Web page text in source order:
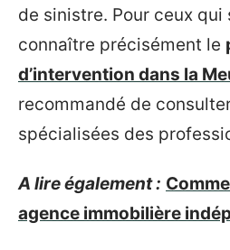
de sinistre. Pour ceux qui
connaître précisément le
d’intervention dans la
recommandé de
spécialisées des
A lire également :
agence immobilière